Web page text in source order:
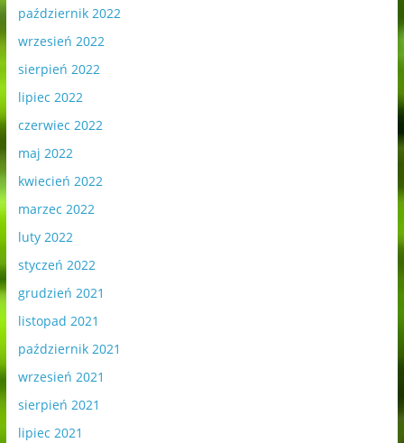
październik 2022
wrzesień 2022
sierpień 2022
lipiec 2022
czerwiec 2022
maj 2022
kwiecień 2022
marzec 2022
luty 2022
styczeń 2022
grudzień 2021
listopad 2021
październik 2021
wrzesień 2021
sierpień 2021
lipiec 2021